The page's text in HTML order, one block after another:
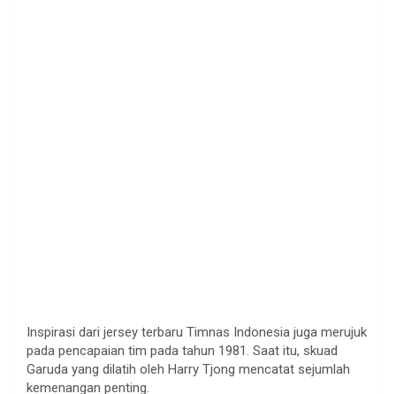
Inspirasi dari jersey terbaru Timnas Indonesia juga merujuk
pada pencapaian tim pada tahun 1981. Saat itu, skuad
Garuda yang dilatih oleh Harry Tjong mencatat sejumlah
kemenangan penting.